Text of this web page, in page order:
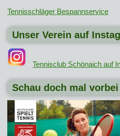
Tennisschläger Bespannservice
Unser Verein auf
Tennisclub Schönaich auf
Schau doch mal vorbei